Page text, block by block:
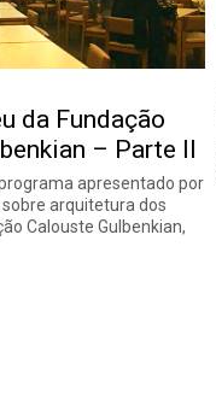
da Fundação
– Parte II
apresentado por
sobre arquitetura dos
Calouste Gulbenkian,